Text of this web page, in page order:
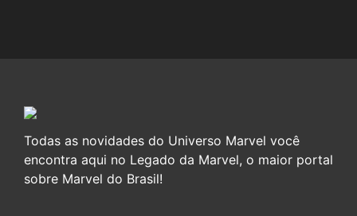
Todas as novidades do Universo Marvel você
encontra aqui no Legado da Marvel, o maior portal
sobre Marvel do Brasil!